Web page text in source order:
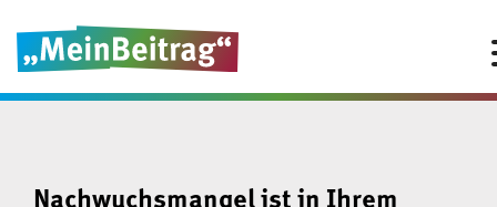
Nachwuchsmangel ist in Ihrem